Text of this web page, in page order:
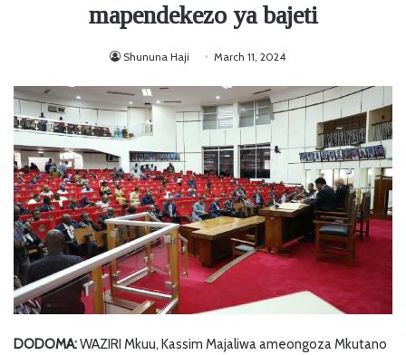
mapendekezo ya bajeti
Shununa Haji March 11, 2024
DODOMA:WAZIRI Mkuu, Kassim Majaliwa ameongoza Mkutano